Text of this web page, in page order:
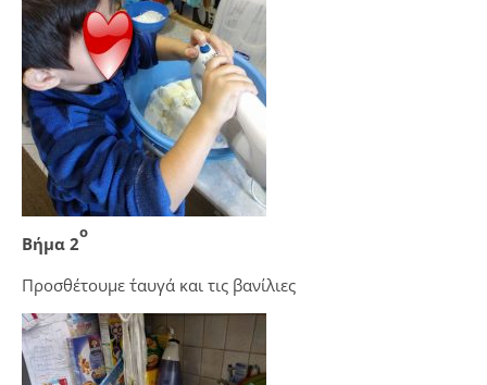
Βήμα 2
ο
Προσθέτουμε τ΄αυγά και τις βανίλιες